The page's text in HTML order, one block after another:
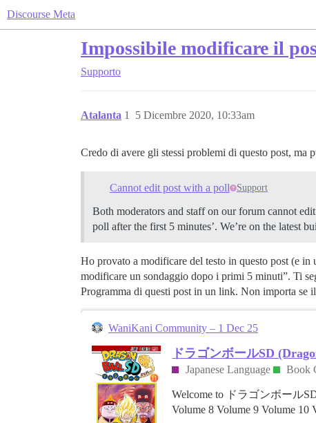
Discourse Meta
Impossibile modificare il
Supporto
Atalanta 5 Dicembre 2020, 10:33am
1
Credo di avere gli stessi problemi di questo post, ma
Cannot edit post with a poll Support
Both moderators and staff on our forum cannot
poll after the first 5 minutes’. We’re on the latest
Ho provato a modificare del testo in questo post (e
modificare un sondaggio dopo i primi 5 minuti”. Ti
Programma di questi post in un link. Non importa se
WaniKani Community – 1 Dec 25
ドラゴンボールSD
Japanese Language Book
Welcome to ドラゴンボール
Volume 8 Volume 9 Volume 10